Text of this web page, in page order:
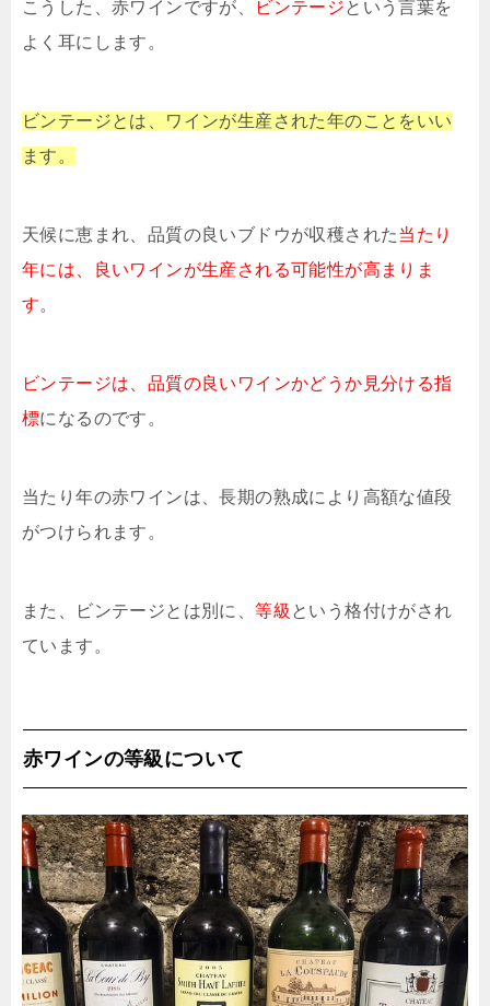
こうした、赤ワインですが、 ビンテージという言葉を
よく耳にします。
ビンテージとは、ワインが生産された年のことをいい
ます。
天候に恵まれ、品質の良いブドウが収穫された当たり
年には、良いワインが生産される可能性が高まりま
す。
ビンテージは、品質の良いワインかどうか見分ける指
標になるのです。
当たり年の赤ワインは、長期の熟成により高額な値段
がつけられます。
また、ビンテージとは別に、等級 という格付けがされ
ています。
赤ワインの等級について